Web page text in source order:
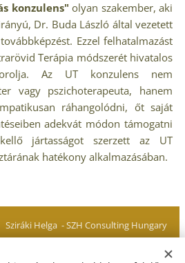
konzulens" olyan szakember, aki
Dr. Buda László által vezetett
Ezzel felhatalmazást
Terápia módszerét hivatalos
Az UT konzulens nem
vagy pszichoterapeuta, hanem
ráhangolódni, őt saját
adekvát módon támogatni
jártasságot szerzett az UT
hatékony alkalmazásában.
Helga - SZH Consulting Hungary